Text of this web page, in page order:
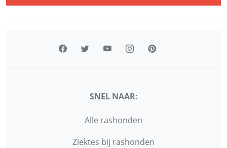
SNEL NAAR:
Alle rashonden
Ziektes bij rashonden